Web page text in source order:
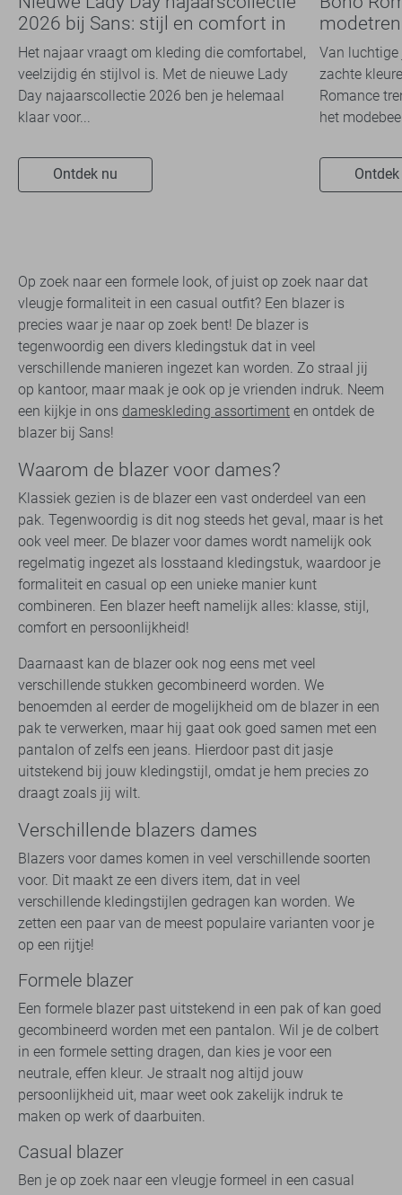
2026 bij Sans: stijl en comfort in
travelkwaliteit
Het najaar vraagt om kleding die comfortabel,
veelzijdig én stijlvol is. Met de nieuwe Lady
Day najaarscollectie 2026 ben je helemaal
klaar voor...
Ontdek nu
overal
Van luchtige
zachte
Romance
het
Op zoek naar een formele look, of juist op zoek naar dat
vleugje formaliteit in een casual outfit? Een blazer is
precies waar je naar op zoek bent! De blazer is
tegenwoordig een divers kledingstuk dat in veel
verschillende manieren ingezet kan worden. Zo straal jij
op kantoor, maar maak je ook op je vrienden indruk. Neem
een kijkje in ons dameskleding assortiment en ontdek de
blazer bij Sans!
Waarom de blazer voor dames?
Klassiek gezien is de blazer een vast onderdeel van een
pak. Tegenwoordig is dit nog steeds het geval, maar is het
ook veel meer. De blazer voor dames wordt namelijk ook
regelmatig ingezet als losstaand kledingstuk, waardoor je
formaliteit en casual op een unieke manier kunt
combineren. Een blazer heeft namelijk alles: klasse, stijl,
comfort en persoonlijkheid!
Daarnaast kan de blazer ook nog eens met veel
verschillende stukken gecombineerd worden. We
benoemden al eerder de mogelijkheid om de blazer in een
pak te verwerken, maar hij gaat ook goed samen met een
pantalon of zelfs een jeans. Hierdoor past dit jasje
uitstekend bij jouw kledingstijl, omdat je hem precies zo
draagt zoals jij wilt.
Verschillende blazers dames
Blazers voor dames komen in veel verschillende soorten
voor. Dit maakt ze een divers item, dat in veel
verschillende kledingstijlen gedragen kan worden. We
zetten een paar van de meest populaire varianten voor je
op een rijtje!
Formele blazer
Een formele blazer past uitstekend in een pak of kan goed
gecombineerd worden met een pantalon. Wil je de colbert
in een formele setting dragen, dan kies je voor een
neutrale, effen kleur. Je straalt nog altijd jouw
persoonlijkheid uit, maar weet ook zakelijk indruk te
maken op werk of daarbuiten.
Casual blazer
Ben je op zoek naar een vleugje formeel in een casual